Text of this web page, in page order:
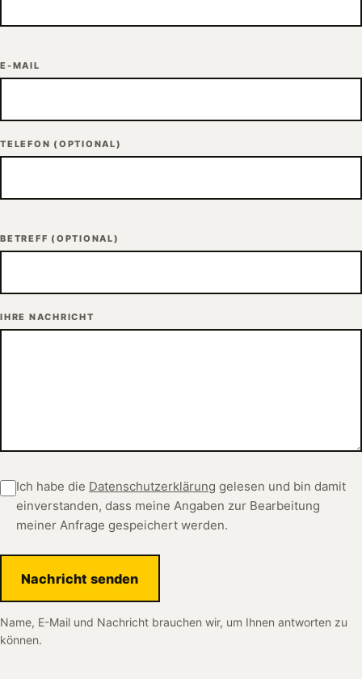
E-MAIL
TELEFON (OPTIONAL)
BETREFF (OPTIONAL)
IHRE NACHRICHT
Ich habe die Datenschutzerklärung gelesen und bin damit
einverstanden, dass meine Angaben zur Bearbeitung
meiner Anfrage gespeichert werden.
Nachricht senden
Name, E-Mail und Nachricht brauchen wir, um Ihnen antworten zu
können.